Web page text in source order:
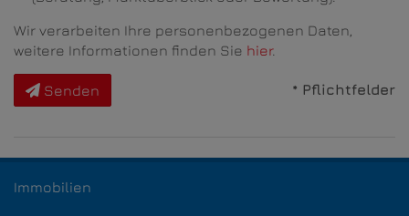
Wir verarbeiten Ihre personenbezogenen Daten,
weitere Informationen finden Sie hier.
Senden * Pflichtfelder
Immobilien